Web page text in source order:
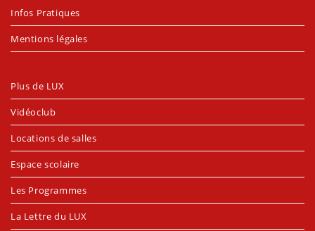
Infos Pratiques
Mentions légales
Plus de LUX
Vidéoclub
Locations de salles
Espace scolaire
Les Programmes
La Lettre du LUX